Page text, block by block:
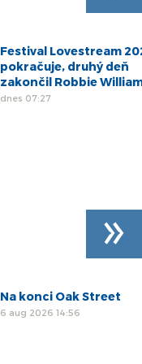
Festival Lovestream
pokračuje, druhý deň
zakončil Robbie
dnes 07:27
Na konci Oak Street
6 aug 2026 14:56
»